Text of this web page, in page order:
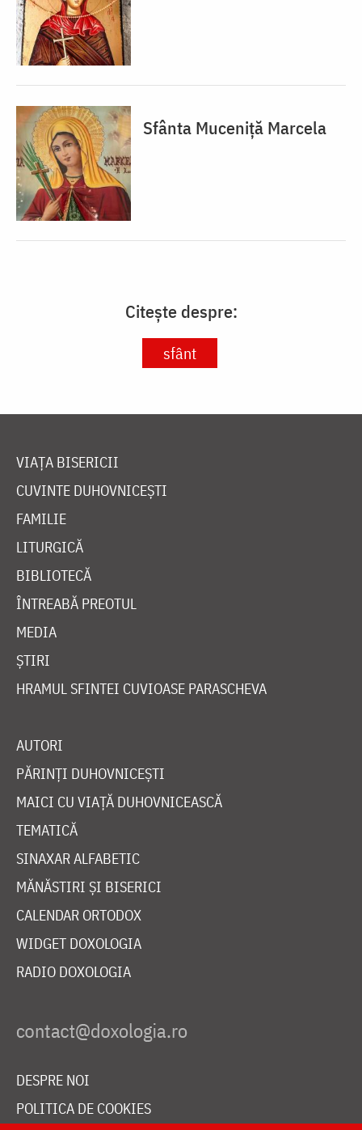
Sfânta Muceniță Marcela
Citește despre:
sfânt
VIAȚA BISERICII
CUVINTE DUHOVNICEȘTI
FAMILIE
LITURGICĂ
BIBLIOTECĂ
ÎNTREABĂ PREOTUL
MEDIA
ȘTIRI
HRAMUL SFINTEI CUVIOASE PARASCHEVA
AUTORI
PĂRINȚI DUHOVNICEȘTI
MAICI CU VIAȚĂ DUHOVNICEASCĂ
TEMATICĂ
SINAXAR ALFABETIC
MĂNĂSTIRI ȘI BISERICI
CALENDAR ORTODOX
WIDGET DOXOLOGIA
RADIO DOXOLOGIA
DESPRE NOI
POLITICA DE COOKIES